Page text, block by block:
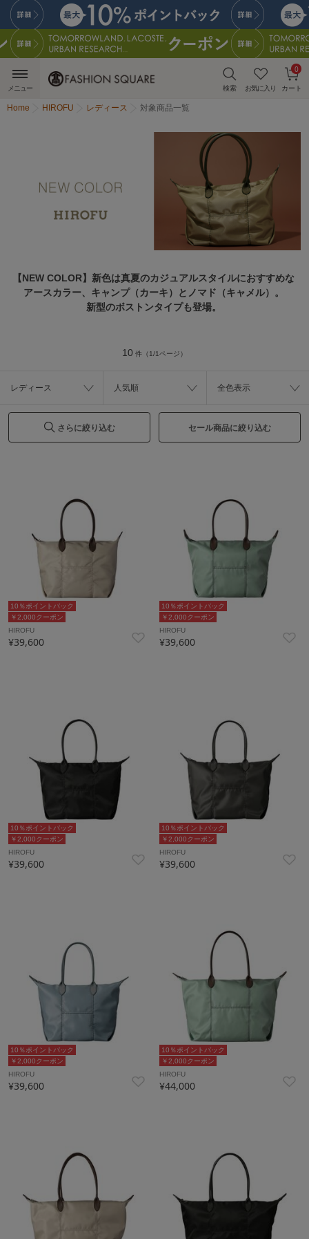
検索 お気に入り カート
0
メニュー
Home HIROFU レディース 対象商品一覧
【NEW COLOR】新色は真夏のカジュアルスタイルにおすすめな
アースカラー、キャンプ（カーキ）とノマド（キャメル）。
新型のボストンタイプも登場。
10 件（1/1ページ）
レディース 人気順 全色表示
さらに絞り込む セール商品に絞り込む
￥2,000クーポン
10％ポイントバック
HIROFU
¥39,600
￥2,000クーポン
10％ポイントバック
HIROFU
¥39,600
￥2,000クーポン
10％ポイントバック
HIROFU
¥39,600
￥2,000クーポン
10％ポイントバック
HIROFU
¥39,600
￥2,000クーポン
10％ポイントバック
HIROFU
¥39,600
￥2,000クーポン
10％ポイントバック
HIROFU
¥44,000